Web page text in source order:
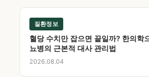
질환정보
혈당 수치만 잡으면 끝일까? 한의학
뇨병의 근본적 대사 관리법
2026.08.04